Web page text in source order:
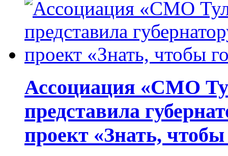
Ассоциация «СМО
представила
проект «Знать,